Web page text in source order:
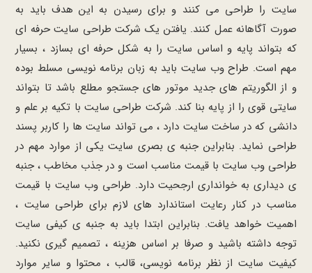
سایت را طراحی می کنند و برای رسیدن به این هدف باید به
صورت آگاهانه عمل کنند. یافتن یک شرکت طراحی سایت حرفه ای
که بتواند پایه و اساس سایت را به شکل حرفه ای بسازد ، بسیار
مهم است. طراح وب سایت باید به زبان برنامه نویسی مسلط بوده
و از الگوریتم های جدید موتور های جستجو مطلع باشد تا بتواند
سایتی قوی را از پایه بنا کند. شرکت طراحی سایت با تکیه بر علم و
دانشی که در ساخت سایت دارد ، می تواند سایت ها را کاربر پسند
طراحی نماید. بنابراین جنبه ی بصری سایت یکی از موارد مهم در
طراحی وب سایت با قیمت مناسب است و در جذب مخاطب ، جنبه
ی دیداری به خوانداری ارجحیت دارد. طراحی وب سایت با قیمت
مناسب در کنار رعایت استاندارد های لازم برای طراحی سایت ،
اهمیت خواهد یافت. بنابراین ابتدا باید به جنبه ی کیفی سایت
توجه داشته باشید و صرفا بر اساس هزینه ، تصمیم گیری نکنید.
کیفیت سایت از نظر برنامه نویسی، قالب ، محتوا و سایر موارد